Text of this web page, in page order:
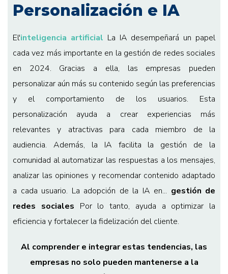
Personalización e IA
El'inteligencia artificial La IA desempeñará un papel
cada vez más importante en la gestión de redes sociales
en 2024. Gracias a ella, las empresas pueden
personalizar aún más su contenido según las preferencias
y el comportamiento de los usuarios. Esta
personalización ayuda a crear experiencias más
relevantes y atractivas para cada miembro de la
audiencia. Además, la IA facilita la gestión de la
comunidad al automatizar las respuestas a los mensajes,
analizar las opiniones y recomendar contenido adaptado
a cada usuario. La adopción de la IA en... gestión de
redes sociales Por lo tanto, ayuda a optimizar la
eficiencia y fortalecer la fidelización del cliente.
Al comprender e integrar estas tendencias, las
empresas no solo pueden mantenerse a la